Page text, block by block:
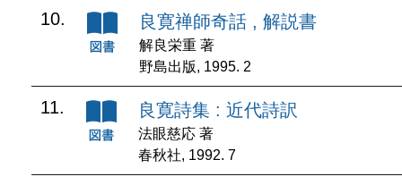
10. 良寛禅師奇話 , 解説書
解良栄重 著
野島出版, 1995. 2
11. 良寛詩集 : 近代詩訳
法眼慈応 著
春秋社, 1992. 7